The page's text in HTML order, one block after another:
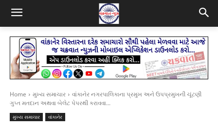
Home મુખ્ય સમાચાર
વાંકાનેર નગરપાલિકાના પ્રમુખ અને ઉપપ્રમુખની ચૂંટણી
ગુપ્ત મતદાન અથવા બેલેટ પેપરથી કરાવવા...
મુખ્ય સમાચાર વાંકાનેર